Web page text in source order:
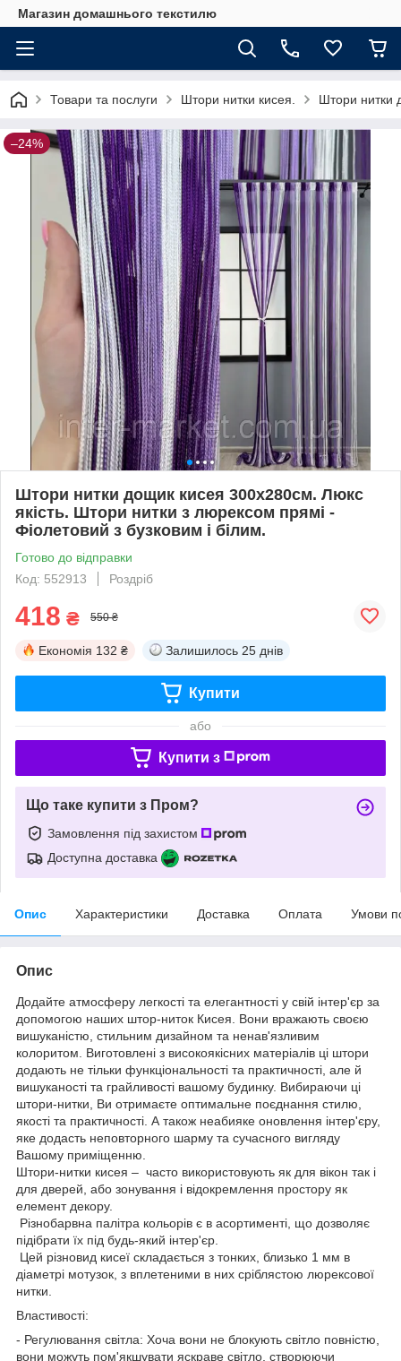
Магазин домашнього текстилю
Товари та послуги Штори нитки кисея. Штори нитки
–24%
Штори нитки дощик кисея 300х280см. Люкс
якість. Штори нитки з люрексом прямі -
Фіолетовий з бузковим і білим.
Готово до відправки
Код: 552913
Роздріб
418 ₴ 550 ₴
Економія 132 ₴ Залишилось 25 днів
Купити
або
Купити з
Що таке купити з Пром?
Замовлення під захистом
Доступна доставка
Опис Характеристики Доставка Оплата Умови
Опис
Додайте атмосферу легкості та елегантності у свій інтер'єр за
допомогою наших штор-ниток Кисея. Вони вражають своєю
вишуканістю, стильним дизайном та ненав'язливим
колоритом. Виготовлені з високоякісних матеріалів ці штори
додають не тільки функціональності та практичності, але й
вишуканості та грайливості вашому будинку. Вибираючи ці
штори-нитки, Ви отримаєте оптимальне поєднання стилю,
якості та практичності. А також неабияке оновлення інтер'єру,
яке додасть неповторного шарму та сучасного вигляду
Вашому приміщенню.
Штори-нитки кисея – часто використовують як для вікон так і
для дверей, або зонування і відокремлення простору як
елемент декору.
Різнобарвна палітра кольорів є в асортименті, що дозволяє
підібрати їх під будь-який інтер'єр.
Цей різновид кисеї складається з тонких, близько 1 мм в
діаметрі мотузок, з вплетеними в них сріблястою люрексової
нитки.
Властивості:
- Регулювання світла: Хоча вони не блокують світло повністю,
вони можуть пом'якшувати яскраве світло, створюючи